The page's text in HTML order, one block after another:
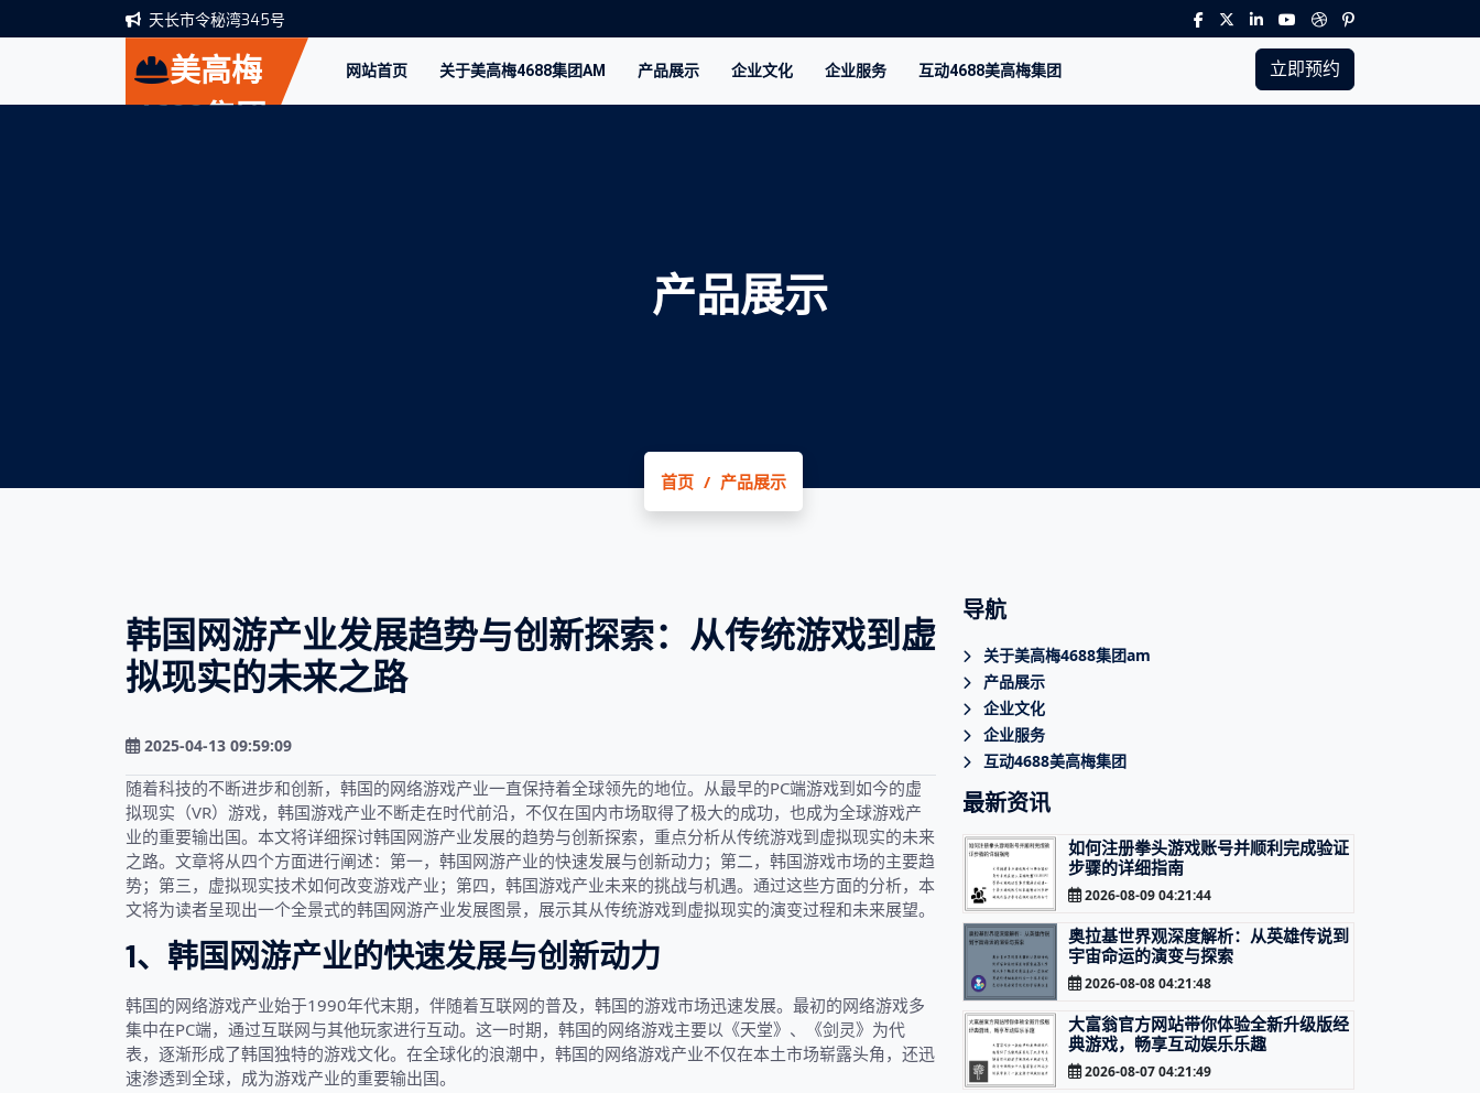
天长市令秘湾345号
美高梅
4688集团
网站首页 关于美高梅4688集团AM 产品展示 企业文化 企业服务 互动4688美高梅集团 立即预约
产品展示
首页 产品展示
韩国网游产业发展趋势与创新探索：从传统游戏到虚
拟现实的未来之路
2025-04-13 09:59:09
随着科技的不断进步和创新，韩国的网络游戏产业一直保持着全球领先的地位。从最早的PC端游戏到如今的虚
拟现实（VR）游戏，韩国游戏产业不断走在时代前沿，不仅在国内市场取得了极大的成功，也成为全球游戏产
业的重要输出国。本文将详细探讨韩国网游产业发展的趋势与创新探索，重点分析从传统游戏到虚拟现实的未来
之路。文章将从四个方面进行阐述：第一，韩国网游产业的快速发展与创新动力；第二，韩国游戏市场的主要趋
势；第三，虚拟现实技术如何改变游戏产业；第四，韩国游戏产业未来的挑战与机遇。通过这些方面的分析，本
文将为读者呈现出一个全景式的韩国网游产业发展图景，展示其从传统游戏到虚拟现实的演变过程和未来展望。
1、韩国网游产业的快速发展与创新动力
韩国的网络游戏产业始于1990年代末期，伴随着互联网的普及，韩国的游戏市场迅速发展。最初的网络游戏多
集中在PC端，通过互联网与其他玩家进行互动。这一时期，韩国的网络游戏主要以《天堂》、《剑灵》为代
表，逐渐形成了韩国独特的游戏文化。在全球化的浪潮中，韩国的网络游戏产业不仅在本土市场崭露头角，还迅
速渗透到全球，成为游戏产业的重要输出国。
导航
关于美高梅4688集团am
产品展示
企业文化
企业服务
互动4688美高梅集团
最新资讯
如何注册拳头游戏账号并顺利完成验证
步骤的详细指南
2026-08-09 04:21:44
奥拉基世界观深度解析：从英雄传说到
宇宙命运的演变与探索
2026-08-08 04:21:48
大富翁官方网站带你体验全新升级版经
典游戏，畅享互动娱乐乐趣
2026-08-07 04:21:49